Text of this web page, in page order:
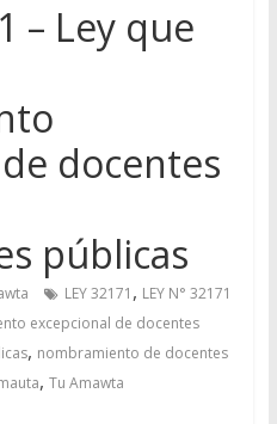
– Ley que
docentes
públicas
LEY 32171 , LEY N° 32171
excepcional de docentes
, nombramiento de docentes
, Tu Amawta